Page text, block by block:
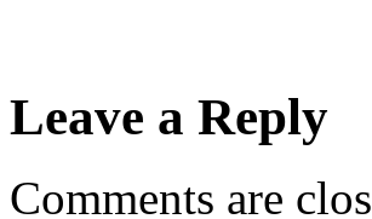
Leave a Reply
Comments are